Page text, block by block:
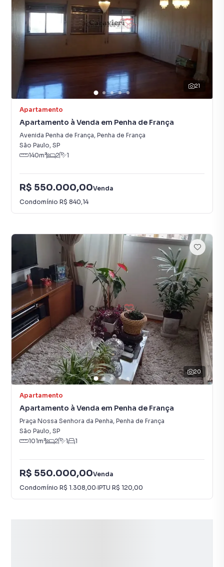
21
Apartamento
Apartamento à Venda em Penha de França
Avenida Penha de França, Penha de França
São Paulo, SP
140m² 2 1
R$ 550.000,00Venda
Condomínio R$ 840,14
20
Apartamento
Apartamento à Venda em Penha de França
Praça Nossa Senhora da Penha, Penha de França
São Paulo, SP
101m² 2 1 1
R$ 550.000,00Venda
Condomínio R$ 1.308,00·IPTU R$ 120,00